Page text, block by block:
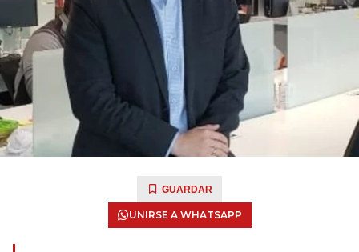
GUARDAR
UNIRSE A WHATSAPP